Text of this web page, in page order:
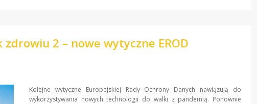
2 – nowe wytyczne EROD
Kolejne wytyczne Europejskiej Rady Ochrony Danych nawiązują do
wykorzystywania nowych technologii do walki z pandemią. Ponownie